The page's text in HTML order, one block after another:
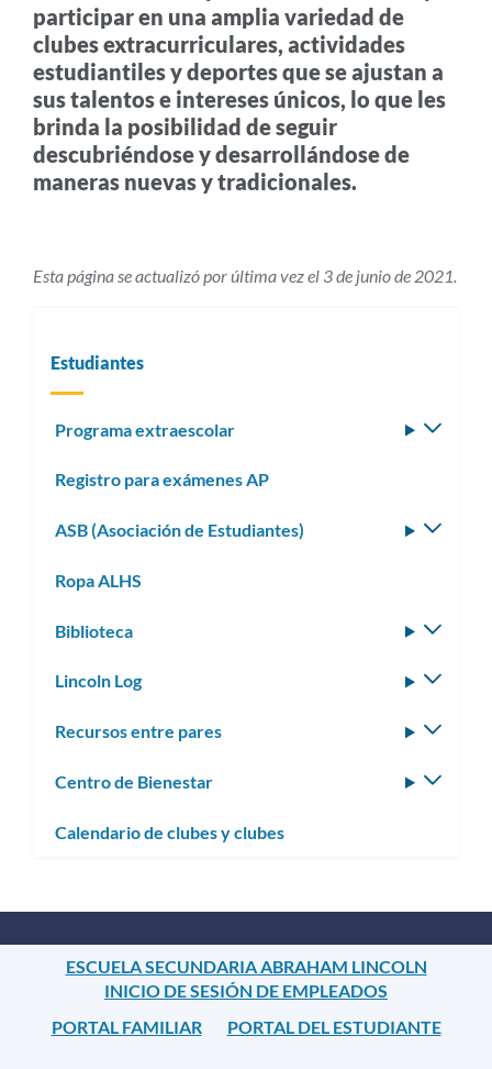
participar en una amplia variedad de
clubes extracurriculares, actividades
estudiantiles y deportes que se ajustan a
sus talentos e intereses únicos, lo que les
brinda la posibilidad de seguir
descubriéndose y desarrollándose de
maneras nuevas y tradicionales.
Esta página se actualizó por última vez el 3 de junio de 2021.
Estudiantes
Programa extraescolar
Registro para exámenes AP
ASB (Asociación de Estudiantes)
Ropa ALHS
Biblioteca
Lincoln Log
Recursos entre pares
Centro de Bienestar
Calendario de clubes y clubes
ESCUELA SECUNDARIA ABRAHAM LINCOLN
INICIO DE SESIÓN DE EMPLEADOS
PORTAL FAMILIAR
PORTAL DEL ESTUDIANTE